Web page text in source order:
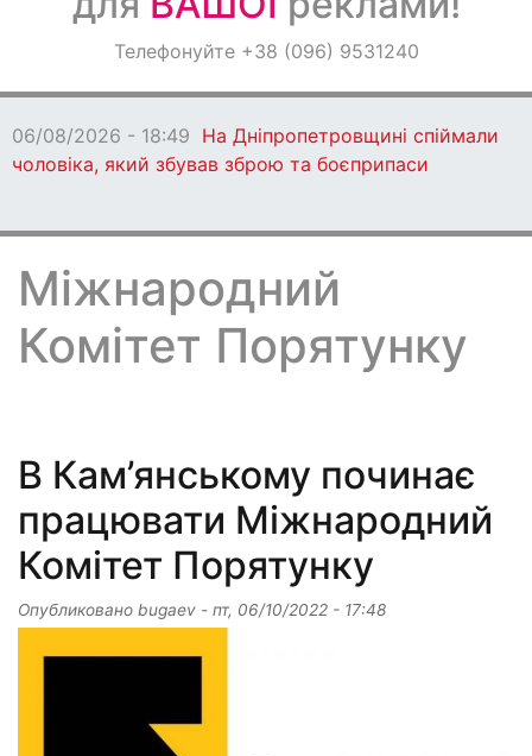
ОголошенняТелефонуйте +38 (096) 9531240
06/08/2026 - 18:49 На Дніпропетровщині спіймали
чоловіка, який збував зброю та боєприпаси
Міжнародний
Комітет Порятунку
В Кам’янському починає
працювати Міжнародний
Комітет Порятунку
Опубликовано bugaev - пт, 06/10/2022 - 17:48